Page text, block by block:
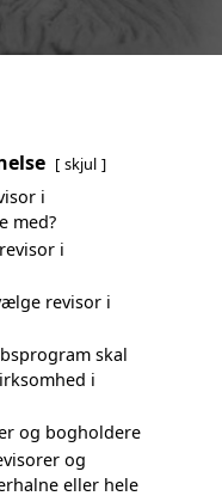
skjul
i
med?
i
revisor i
skal
i
og bogholdere
og
eller hele